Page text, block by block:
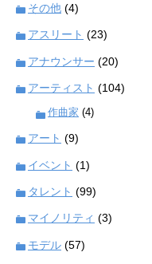
その他 (4)
アスリート (23)
アナウンサー (20)
アーティスト (104)
作曲家 (4)
アート (9)
イベント (1)
タレント (99)
マイノリティ (3)
モデル (57)